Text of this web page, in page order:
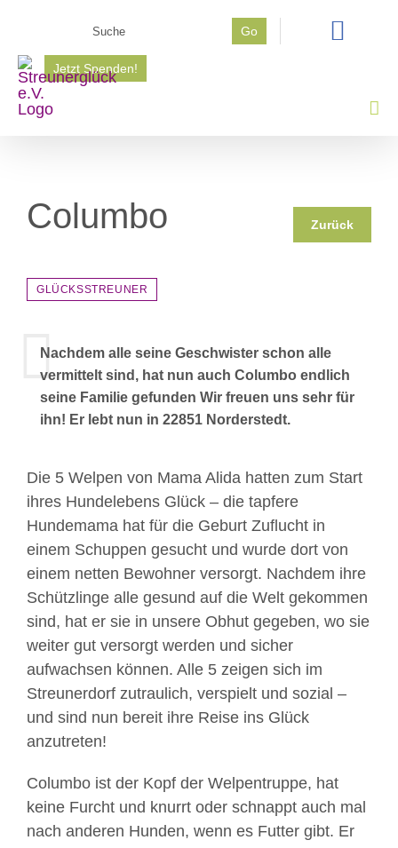
springen
Go
Jetzt Spenden!
Columbo Zurück
GLÜCKSSTREUNER
Nachdem alle seine Geschwister schon alle
vermittelt sind, hat nun auch Columbo endlich
seine Familie gefunden Wir freuen uns sehr für
ihn! Er lebt nun in 22851 Norderstedt.
Die 5 Welpen von Mama Alida hatten zum Start
ihres Hundelebens Glück – die tapfere
Hundemama hat für die Geburt Zuflucht in
einem Schuppen gesucht und wurde dort von
einem netten Bewohner versorgt. Nachdem ihre
Schützlinge alle gesund auf die Welt gekommen
sind, hat er sie in unsere Obhut gegeben, wo sie
weiter gut versorgt werden und sicher
aufwachsen können. Alle 5 zeigen sich im
Streunerdorf zutraulich, verspielt und sozial –
und sind nun bereit ihre Reise ins Glück
anzutreten!
Columbo ist der Kopf der Welpentruppe, hat
keine Furcht und knurrt oder schnappt auch mal
nach anderen Hunden, wenn es Futter gibt. Er